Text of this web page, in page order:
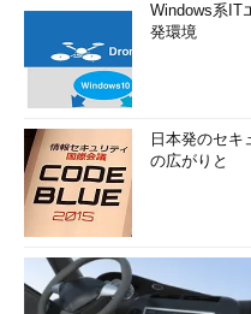
Windows系IT
発環境
日本発のセキ
の広がりと